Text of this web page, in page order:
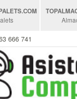
.COM
666 741